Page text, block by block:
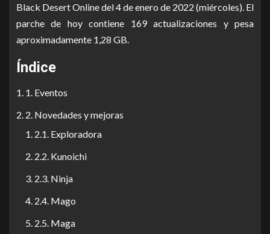
Black Desert Online del 4 de enero de 2022 (miércoles). El
parche de hoy contiene 169 actualizaciones y pesa
aproximadamente 1,28 GB.
Índice
1. Eventos
2. Novedades y mejoras
2.1. Exploradora
2.2. Kunoichi
2.3. Ninja
2.4. Mago
2.5. Maga